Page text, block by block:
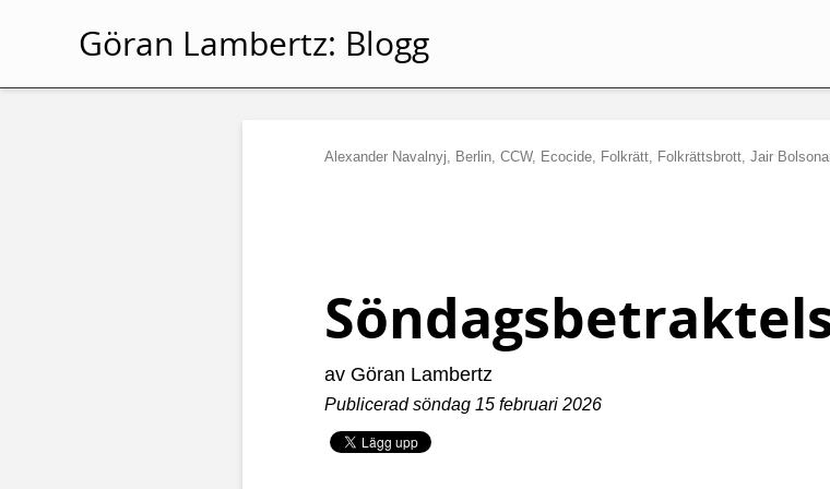
Alexander Navalnyj, Berlin, CCW, Ecocide, Folkrätt, Folkrättsbrott, Jair
av Göran Lambertz
Publicerad söndag 15 februari 2026
Göran Lambertz: Blogg